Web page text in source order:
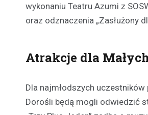
wykonaniu Teatru Azumi z
oraz odznaczenia „Zasłużony
Atrakcje dla
Dla najmłodszych
Dorośli będą mogli odwiedzić